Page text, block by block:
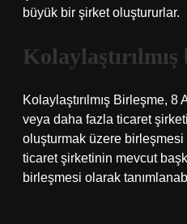
büyük bir şirket oluştururlar.
Kolaylaştırılmış Birleşme,
veya daha fazla ticaret
oluşturmak üzere
ticaret şirketinin mevcut
birleşmesi olarak